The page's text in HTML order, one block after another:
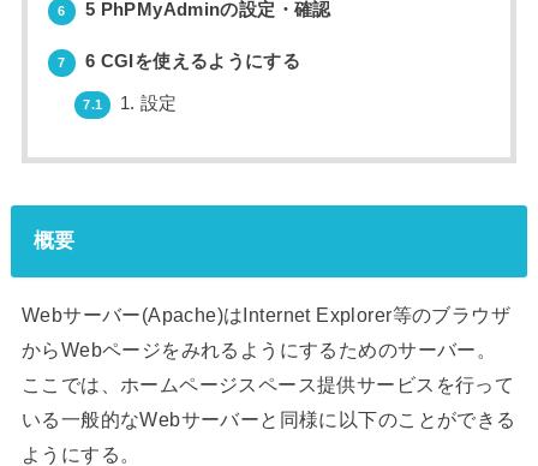
6 5 PhPMyAdminの設定・確認
7 6 CGIを使えるようにする
7.1 1. 設定
概要
Webサーバー(Apache)はInternet Explorer等のブラウザ
からWebページをみれるようにするためのサーバー。
ここでは、ホームページスペース提供サービスを行って
いる一般的なWebサーバーと同様に以下のことができる
ようにする。